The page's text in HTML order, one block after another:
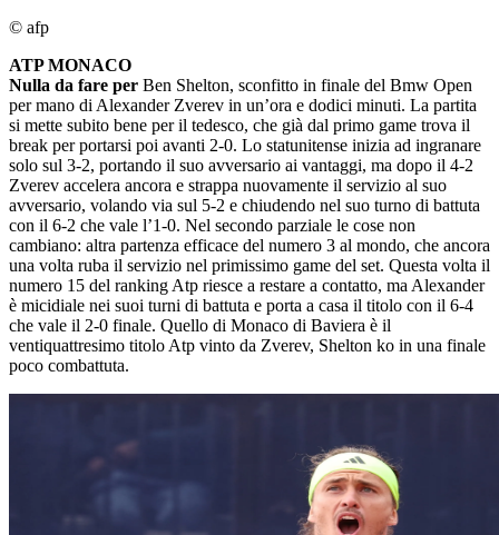
© afp
ATP MONACO
Nulla da fare per Ben Shelton, sconfitto in finale del Bmw Open
per mano di Alexander Zverev in un’ora e dodici minuti. La partita
si mette subito bene per il tedesco, che già dal primo game trova il
break per portarsi poi avanti 2-0. Lo statunitense inizia ad ingranare
solo sul 3-2, portando il suo avversario ai vantaggi, ma dopo il 4-2
Zverev accelera ancora e strappa nuovamente il servizio al suo
avversario, volando via sul 5-2 e chiudendo nel suo turno di battuta
con il 6-2 che vale l’1-0. Nel secondo parziale le cose non
cambiano: altra partenza efficace del numero 3 al mondo, che ancora
una volta ruba il servizio nel primissimo game del set. Questa volta il
numero 15 del ranking Atp riesce a restare a contatto, ma Alexander
è micidiale nei suoi turni di battuta e porta a casa il titolo con il 6-4
che vale il 2-0 finale. Quello di Monaco di Baviera è il
ventiquattresimo titolo Atp vinto da Zverev, Shelton ko in una finale
poco combattuta.